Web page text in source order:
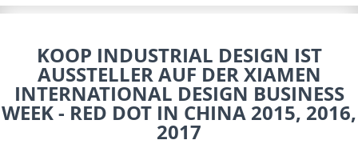
KOOP INDUSTRIAL DESIGN IST
AUSSTELLER AUF DER XIAMEN
INTERNATIONAL DESIGN BUSINESS
WEEK - RED DOT IN CHINA 2015, 2016,
2017